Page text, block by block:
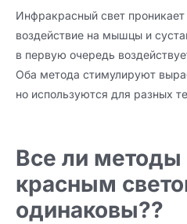
Инфракрасный свет проникает
воздействие на мышцы и
в первую очередь
Оба метода стимулируют
но используются для разных
Все ли методы
красным
одинаковы??